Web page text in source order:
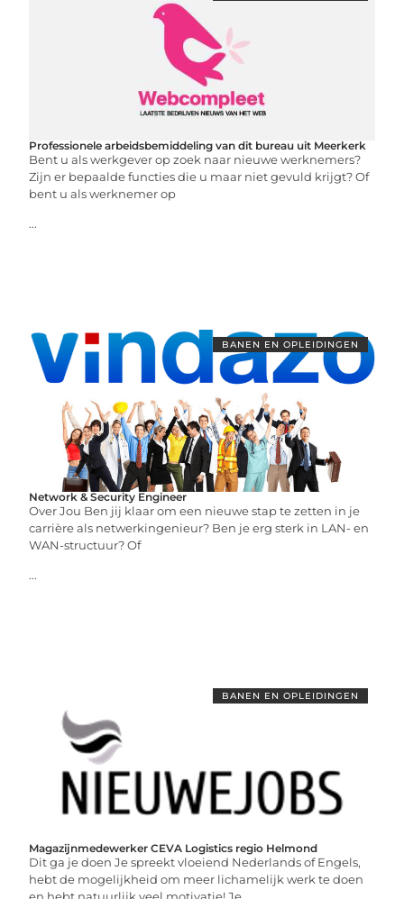
Professionele arbeidsbemiddeling van dit bureau uit Meerkerk
Bent u als werkgever op zoek naar nieuwe werknemers?
Zijn er bepaalde functies die u maar niet gevuld krijgt? Of
bent u als werknemer op
...
BANEN EN OPLEIDINGEN
Network & Security Engineer
Over Jou Ben jij klaar om een ​​nieuwe stap te zetten in je
carrière als netwerkingenieur? Ben je erg sterk in LAN- en
WAN-structuur? Of
...
BANEN EN OPLEIDINGEN
Magazijnmedewerker CEVA Logistics regio Helmond
Dit ga je doen Je spreekt vloeiend Nederlands of Engels,
hebt de mogelijkheid om meer lichamelijk werk te doen